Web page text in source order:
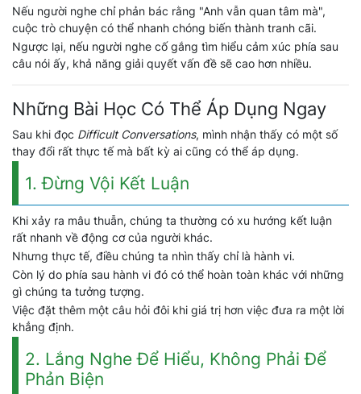
Nếu người nghe chỉ phản bác rằng "Anh vẫn quan tâm mà",
cuộc trò chuyện có thể nhanh chóng biến thành tranh cãi.
Ngược lại, nếu người nghe cố gắng tìm hiểu cảm xúc phía sau
câu nói ấy, khả năng giải quyết vấn đề sẽ cao hơn nhiều.
Những Bài Học Có Thể Áp Dụng Ngay
Sau khi đọc Difficult Conversations, mình nhận thấy có một số
thay đổi rất thực tế mà bất kỳ ai cũng có thể áp dụng.
1. Đừng Vội Kết Luận
Khi xảy ra mâu thuẫn, chúng ta thường có xu hướng kết luận
rất nhanh về động cơ của người khác.
Nhưng thực tế, điều chúng ta nhìn thấy chỉ là hành vi.
Còn lý do phía sau hành vi đó có thể hoàn toàn khác với những
gì chúng ta tưởng tượng.
Việc đặt thêm một câu hỏi đôi khi giá trị hơn việc đưa ra một lời
khẳng định.
2. Lắng Nghe Để Hiểu, Không Phải Để
Phản Biện